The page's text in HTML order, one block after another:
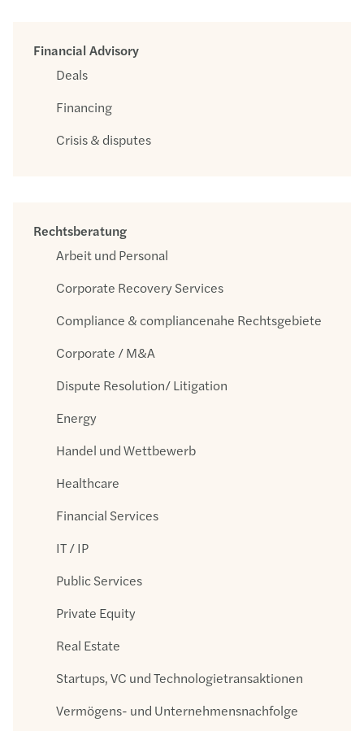
Financial Advisory
Deals
Financing
Crisis & disputes
Rechtsberatung
Arbeit und Personal
Corporate Recovery Services
Compliance & compliancenahe Rechtsgebiete
Corporate / M&A
Dispute Resolution/ Litigation
Energy
Handel und Wettbewerb
Healthcare
Financial Services
IT / IP
Public Services
Private Equity
Real Estate
Startups, VC und Technologietransaktionen
Vermögens- und Unterneh­mens­nachfolge